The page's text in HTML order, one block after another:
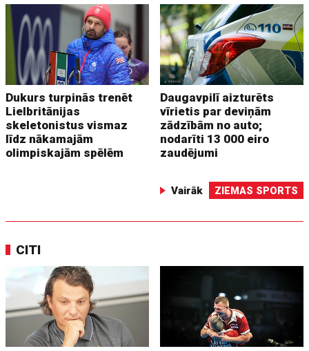
Dukurs turpinās trenēt
Lielbritānijas
skeletonistus vismaz
līdz nākamajām
olimpiskajām spēlēm
Daugavpilī aizturēts
vīrietis par deviņām
zādzībām no auto;
nodarīti 13 000 eiro
zaudējumi
Vairāk ZIEMAS SPORTS
CITI